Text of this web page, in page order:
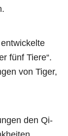
fünf Tiere“.
von Tiger,
den Qi-